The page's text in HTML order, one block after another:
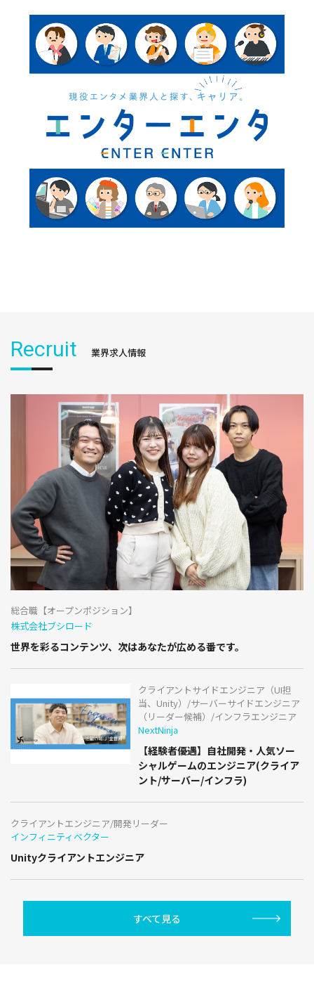
Recruit 業界求人情報
総合職【オープンポジション】
株式会社ブシロード
世界を彩るコンテンツ、次はあなたが広める番です。
クライアントサイドエンジニア（UI担
当、Unity）/サーバーサイドエンジニア
（リーダー候補）/インフラエンジニア
NextNinja
【経験者優遇】自社開発・人気ソー
シャルゲームのエンジニア(クライア
ント/サーバー/インフラ)
クライアントエンジニア/開発リーダー
インフィニティベクター
Unityクライアントエンジニア
すべて見る